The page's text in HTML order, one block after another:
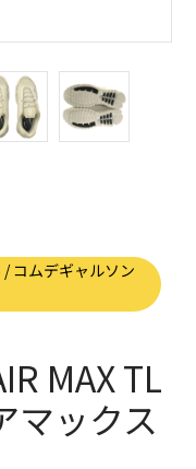
/ コムデギャルソン
MAX TL
マックス